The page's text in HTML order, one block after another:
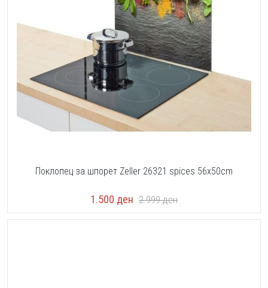
Поклопец за шпорет Zeller 26321 spices 56x50cm
1.500 ден 2.999ден